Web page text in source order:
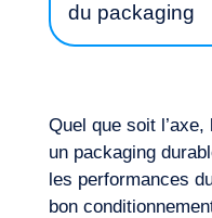
Quels sont les
adaptés aux
maintenir un
du packaging
Quel que soit
un packaging
les performances
bon